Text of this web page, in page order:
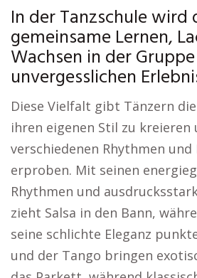
In der Tanzschule wird
gemeinsame Lernen,
Wachsen in der
unvergesslichen
Diese Vielfalt gibt Tänzern
ihren eigenen Stil zu kreieren
verschiedenen Rhythmen und
erproben. Mit seinen
Rhythmen und
zieht Salsa in den Bann,
seine schlichte Eleganz
und der Tango bringen